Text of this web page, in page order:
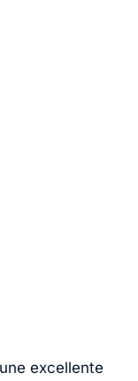
excellente